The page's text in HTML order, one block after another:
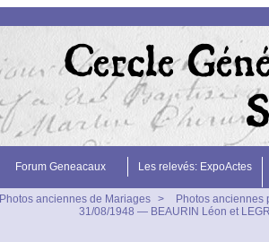
Forum Geneacaux Les relevés: ExpoActes
Photos anciennes de Mariages >
Photos anciennes
31/08/1948 — BEAURIN Léon et